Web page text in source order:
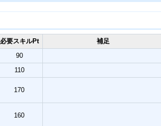
必要スキルPt
補足
90
110
170
160